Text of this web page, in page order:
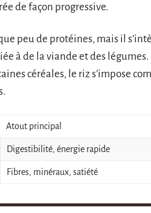
de façon progressive.
peu de protéines, mais il
à de la viande et des
céréales, le riz s’impose
Atout principal
Digestibilité, énergie rapide
Fibres, minéraux, satiété